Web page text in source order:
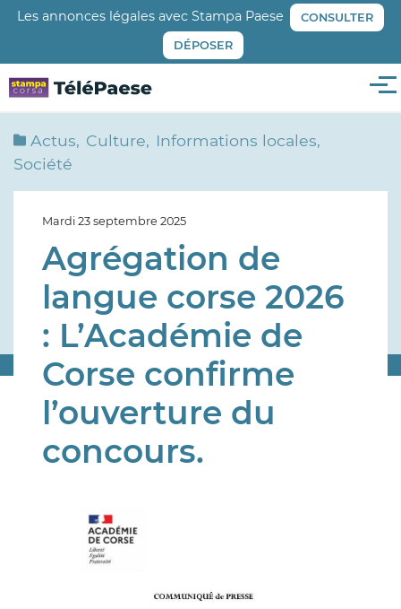
Aller
principal
Les annonces légales avec Stampa Paese CONSULTER
DÉPOSER
Actus Culture
Informations locales
Société
Mardi 23 septembre 2025
Agrégation de
langue corse 2026
: L’Académie de
Corse confirme
l’ouverture du
concours.